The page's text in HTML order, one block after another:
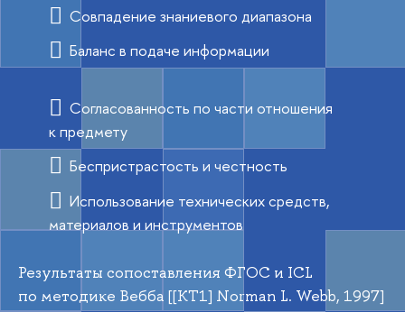
Совпадение знаниевого диапазона
Баланс в подаче информации
Согласованность по части отношения
к предмету
Беспристрастость и честность
Использование технических средств,
материалов и инструментов
Результаты сопоставления ФГОС и ICL
по методике Вебба [[КТ1] Norman L. Webb, 1997]